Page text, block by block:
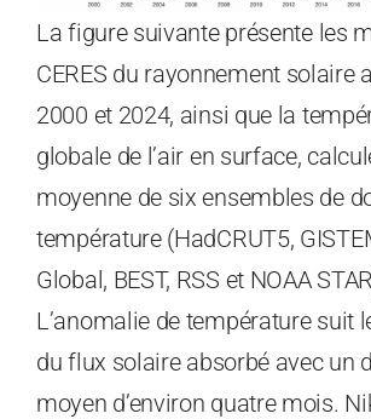
La figure suivante présente les
CERES du rayonnement solaire
2000 et 2024, ainsi que la
globale de l’air en surface,
moyenne de six ensembles de
température (HadCRUT5,
Global, BEST, RSS et NOAA
L’anomalie de température suit
du flux solaire absorbé avec un
moyen d’environ quatre mois.